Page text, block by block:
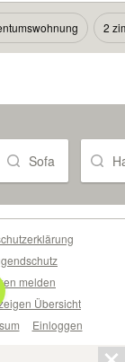
2
Sofa
melden
Übersicht
Einloggen